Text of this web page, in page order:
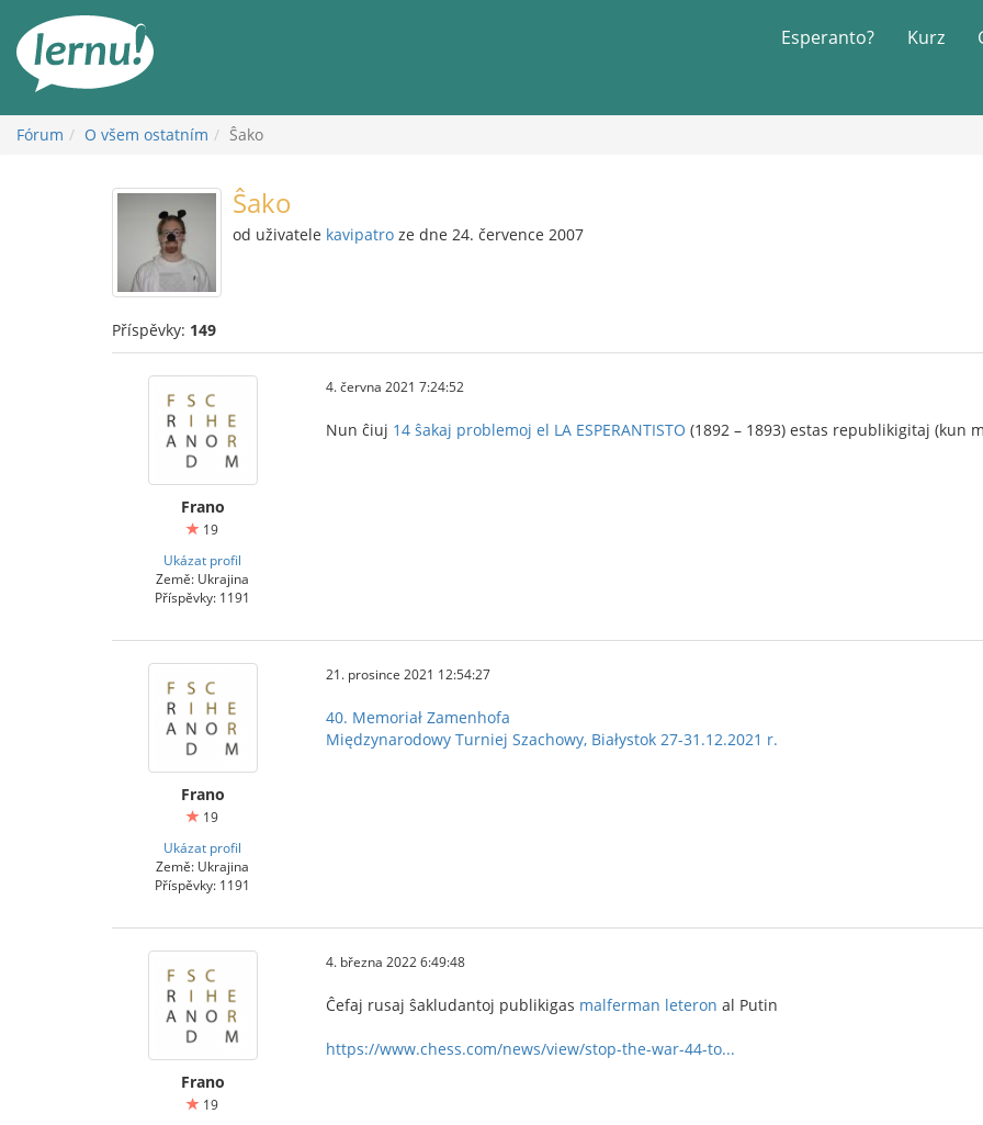
obsahu
Esperanto? Kurz
Fórum O všem ostatním Ŝako
Ŝako
od uživatele kavipatro ze dne 24. července 2007
Příspěvky: 149
Frano
19
Ukázat profil
Země: Ukrajina
Příspěvky: 1191
4. června 2021 7:24:52
Nun ĉiuj 14 ŝakaj problemoj el LA ESPERANTISTO (1892 – 1893) estas republikigitaj (kun
Frano
19
Ukázat profil
Země: Ukrajina
Příspěvky: 1191
21. prosince 2021 12:54:27
40. Memoriał Zamenhofa
Międzynarodowy Turniej Szachowy, Białystok 27-31.12.2021 r.
Frano
19
4. března 2022 6:49:48
Ĉefaj rusaj ŝakludantoj publikigas malferman leteron al Putin
https://www.chess.com/news/view/stop-the-war-44-to...